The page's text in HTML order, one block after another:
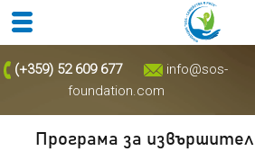
(+359) 52 609 677
info@sos-
foundation.com
Програма за